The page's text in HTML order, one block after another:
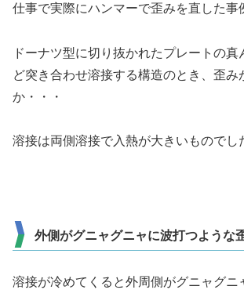
仕事で実際にハンマーで歪みを直した事
ドーナツ型に切り抜かれたプレートの真
ど突き合わせ溶接する構造のとき、歪み
か・・・
溶接は両側溶接で入熱が大きいものでし
外側がグニャグニャに波打つような
溶接が冷めてくると外周側がグニャグニ